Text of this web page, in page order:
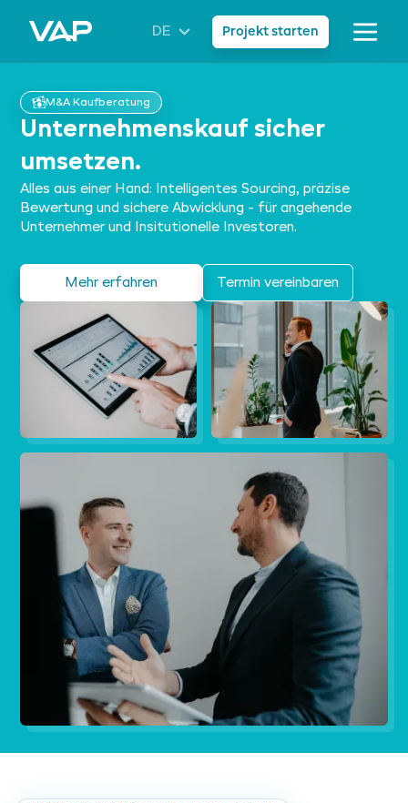
DE Projekt starten
M&A Kaufberatung
Unternehmenskauf sicher
umsetzen.
Alles aus einer Hand: Intelligentes Sourcing, präzise
Bewertung und sichere Abwicklung - für angehende
Unternehmer und Insitutionelle Investoren.
Mehr erfahren Termin vereinbaren